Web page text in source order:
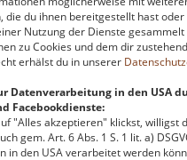
die du ihnen bereitgestellt hast
Nutzung der Dienste gesammelt
zu Cookies und dem dir
erhälst du in unserer
Datenverarbeitung in den USA
Facebookdienste:
"Alles akzeptieren" klickst, willigst
gem. Art. 6 Abs. 1 S. 1 lit. a)
in den USA verarbeitet werden
/ Zugriffe: 2594
aktuellen Standort
die Gebirgsstraße